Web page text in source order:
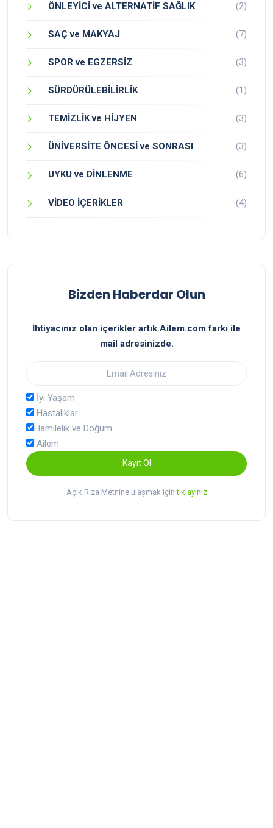
ÖNLEYİCİ ve ALTERNATİF SAĞLIK (2)
SAÇ ve MAKYAJ (7)
SPOR ve EGZERSİZ (3)
SÜRDÜRÜLEBİLİRLİK (1)
TEMİZLİK ve HİJYEN (3)
ÜNİVERSİTE ÖNCESİ ve SONRASI (3)
UYKU ve DİNLENME (6)
VİDEO İÇERİKLER (4)
Bizden Haberdar Olun
İhtiyacınız olan içerikler artık Ailem.com farkı ile
mail adresinizde.
İyi Yaşam
Hastalıklar
Hamilelik ve Doğum
Ailem
Kayıt Ol
Açık Rıza Metnine ulaşmak içintıklayınız